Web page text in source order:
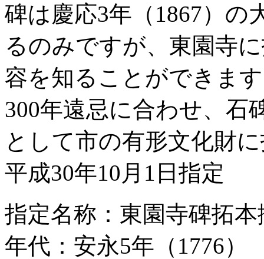
碑は慶応3年（1867）の
るのみですが、東園寺
容を知ることができま
300年遠忌に合わせ、石
として市の有形文化財
平成30年10月1日指定
指定名称：東園寺碑拓
年代：安永5年（1776）